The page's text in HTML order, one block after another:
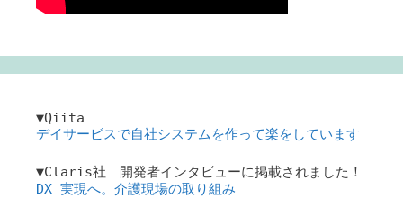
▼Qiita
デイサービスで自社システムを作って楽をしています
▼Claris社 開発者インタビューに掲載されました！
DX 実現へ。介護現場の取り組み